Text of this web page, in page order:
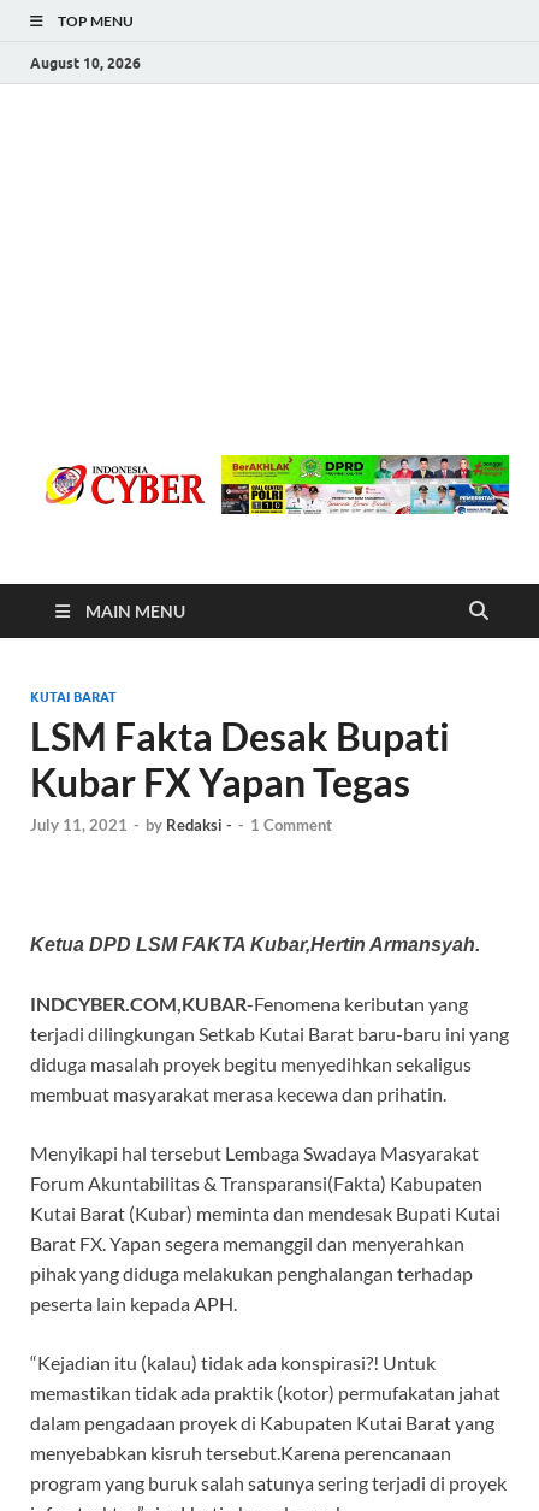
TOP MENU
August 10, 2026
Indonesia Cyber
MAIN MENU
KUTAI BARAT
LSM Fakta Desak Bupati
Kubar FX Yapan Tegas
July 11, 2021 - by Redaksi - - 1 Comment
Ketua DPD LSM FAKTA Kubar,Hertin Armansyah.
INDCYBER.COM,KUBAR-Fenomena keributan yang
terjadi dilingkungan Setkab Kutai Barat baru-baru ini yang
diduga masalah proyek begitu menyedihkan sekaligus
membuat masyarakat merasa kecewa dan prihatin.
Menyikapi hal tersebut Lembaga Swadaya Masyarakat
Forum Akuntabilitas & Transparansi(Fakta) Kabupaten
Kutai Barat (Kubar) meminta dan mendesak Bupati Kutai
Barat FX. Yapan segera memanggil dan menyerahkan
pihak yang diduga melakukan penghalangan terhadap
peserta lain kepada APH.
“Kejadian itu (kalau) tidak ada konspirasi?! Untuk
memastikan tidak ada praktik (kotor) permufakatan jahat
dalam pengadaan proyek di Kabupaten Kutai Barat yang
menyebabkan kisruh tersebut.Karena perencanaan
program yang buruk salah satunya sering terjadi di proyek